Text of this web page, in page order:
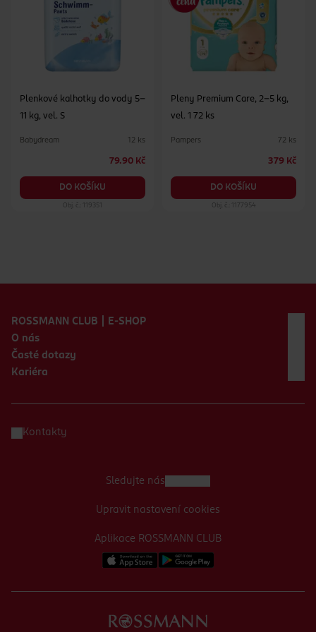
Plenkové kalhotky do vody 5–
11 kg, vel. S
Babydream 12 ks
79.90 Kč
DO KOŠÍKU
Obj. č.: 119351
Pleny Premium Care, 2–5 kg,
vel. 1 72 ks
Pampers 72 ks
379 Kč
DO KOŠÍKU
Obj. č.: 1177954
ROSSMANN CLUB | E-SHOP
O nás
Časté dotazy
Kariéra
Kontakty
Aplikace ROSSMANN CLUB
Sledujte nás
Upravit nastavení cookies